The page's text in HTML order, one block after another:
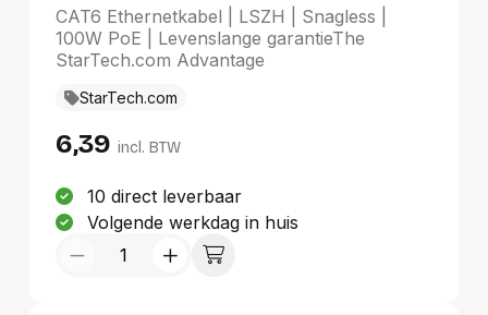
(UTP)
CAT6 Ethernetkabel | LSZH | Snagless |
100W PoE | Levenslange garantieThe
StarTech.com Advantage
StarTech.com
6,39 incl. BTW
10 direct leverbaar
Volgende werkdag in huis